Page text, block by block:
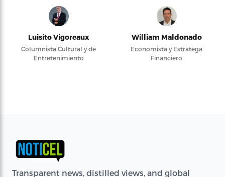
Luisito Vigoreaux
Columnista Cultural y de
Entretenimiento
William Maldonado
Economista y Estratega
Financiero
Transparent news, distilled views, and global